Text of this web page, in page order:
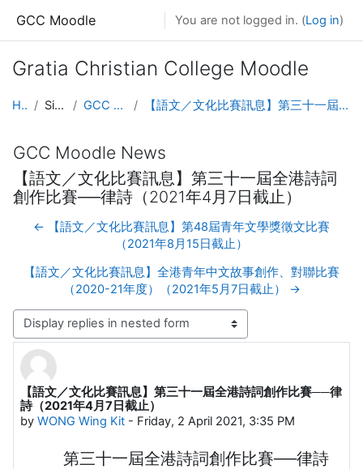
GCC Moodle You are not logged in. (Log in)
Gratia Christian College Moodle
Home Site pages GCC Moodle News 【語文／文化比賽訊息】第三十一屆全港詩詞創作比賽──律詩（2021年4月7日截止）
GCC Moodle News
【語文／文化比賽訊息】第三十一屆全港詩詞
創作比賽──律詩（2021年4月7日截止）
← 【語文／文化比賽訊息】第48屆青年文學獎徵文比賽
（2021年8月15日截止）
【語文／文化比賽訊息】全港青年中文故事創作、對聯比賽
（2020-21年度）（2021年5月7日截止） →
Display mode
【語文／文化比賽訊息】第三十一屆全港詩詞創作比賽──律
詩（2021年4月7日截止）
by WONG Wing Kit - Friday, 2 April 2021, 3:35 PM
Number of replies: 0
第三十一屆全港詩詞創作比賽──律詩